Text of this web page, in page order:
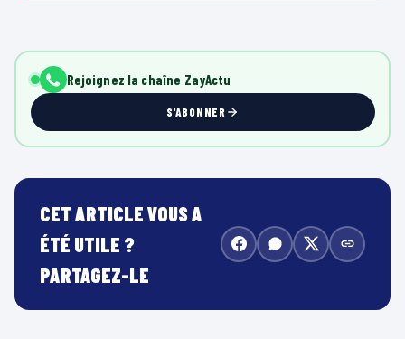
e
e
r
o
Rejoignez la chaîne ZayActu
S'ABONNER
CET ARTICLE VOUS A
ÉTÉ UTILE ?
PARTAGEZ-LE